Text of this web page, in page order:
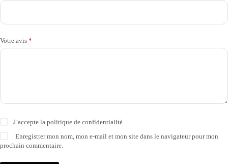
Votre avis *
J’accepte la politique de confidentialité
Enregistrer mon nom, mon e-mail et mon site dans le navigateur pour mon
prochain commentaire.